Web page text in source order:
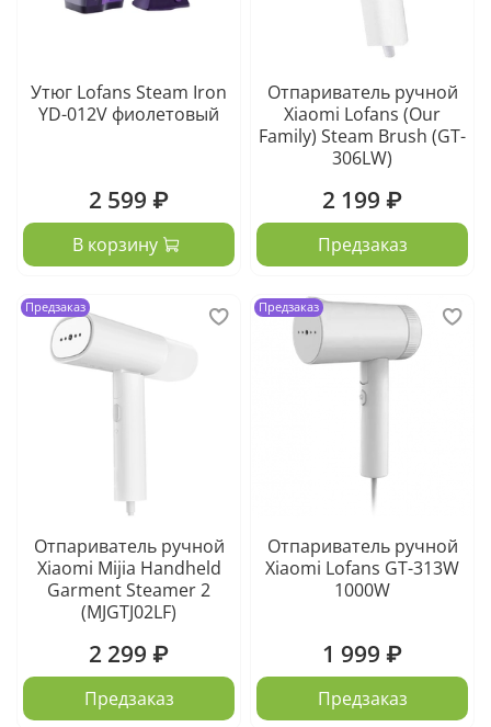
Утюг Lofans Steam Iron
YD-012V фиолетовый
2 599 ₽
В корзину
Отпариватель ручной
Xiaomi Lofans (Our
Family) Steam Brush (GT-
306LW)
2 199 ₽
Предзаказ
Предзаказ
Отпариватель ручной
Xiaomi Mijia Handheld
Garment Steamer 2
(MJGTJ02LF)
2 299 ₽
Предзаказ
Предзаказ
Отпариватель ручной
Xiaomi Lofans GT-313W
1000W
1 999 ₽
Предзаказ